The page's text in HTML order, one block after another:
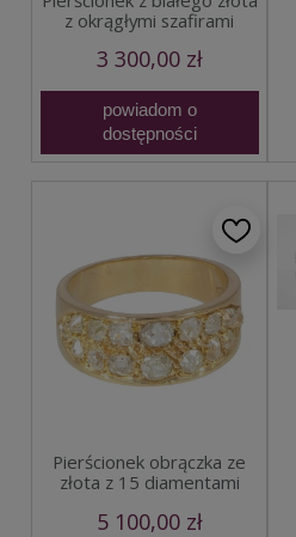
z okrągłymi szafirami
3 300,00 zł
powiadom o
dostępności
Pierścionek obrączka ze
złota z 15 diamentami
5 100,00 zł